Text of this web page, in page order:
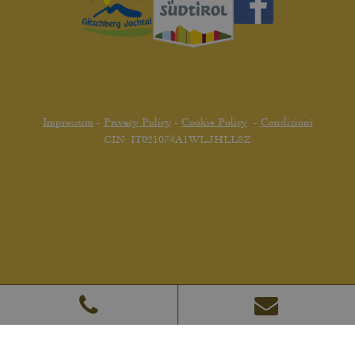
Impressum- Privacy Policy- Cookie Policy- Condizioni
CIN: IT021074A1WLJHLL8Z